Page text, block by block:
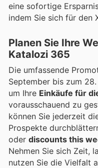
eine sofortige
indem Sie sich für den
Planen Sie Ihre
Katalozi 365
Die umfassende
September bis zum
um Ihre Einkäufe für
vorausschauend zu
können Sie jederzeit
Prospekte
oder discounts this
Nehmen Sie sich Zeit,
nutzen Sie die Vielfalt